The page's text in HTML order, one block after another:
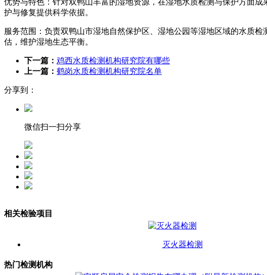
优势与特色：针对双鸭山丰富的湿地资源，在湿地水质检测与保护方面
护与修复提供科学依据。
服务范围：负责双鸭山市湿地自然保护区、湿地公园等湿地区域的水质
估，维护湿地生态平衡。
下一篇： 鸡西水质检测机构研究院有哪些
上一篇： 鹤岗水质检测机构研究院名单
分享到：
微信扫一扫分享
相关检验项目
灭火器检测
热门检测机构